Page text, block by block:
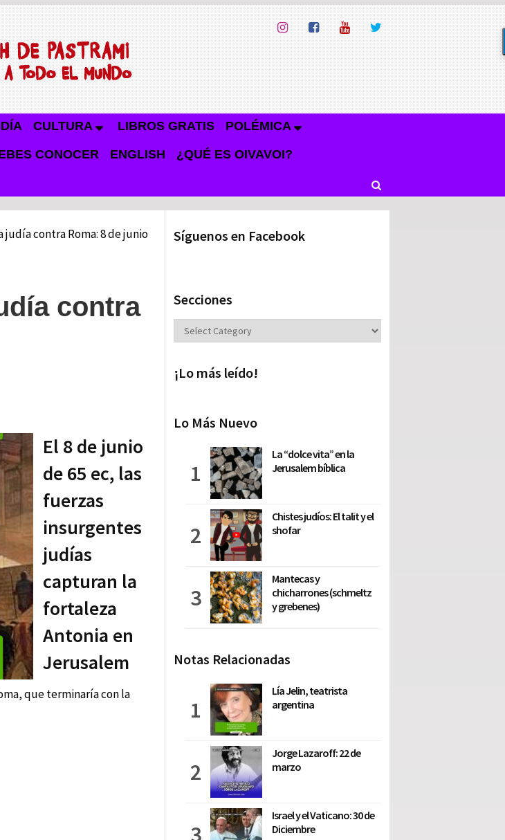
CULTURA LIBROS GRATIS POLÉMICA
CONOCER ENGLISH ¿QUÉ ES OIVAVOI?
judía contra Roma: 8 de junio
contra
El 8 de junio
de 65 ec, las
fuerzas
insurgentes
judías
capturan la
fortaleza
Antonia en
Jerusalem
que terminaría con la
Síguenos en Facebook
Secciones
Secciones
¡Lo más leído!
Lo Más Nuevo
La “dolce vita” en la
Jerusalem bíblica
Chistes judíos: El talit y el
shofar
Mantecas y
chicharrones (schmeltz
y grebenes)
Notas Relacionadas
Lía Jelin, teatrista
argentina
Jorge Lazaroff: 22 de
marzo
Israel y el Vaticano: 30 de
Diciembre